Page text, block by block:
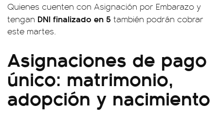
Quienes cuenten con Asignación por Embarazo y
tengan DNI finalizado en 5 también podrán cobrar
este martes.
Asignaciones de pago
único: matrimonio,
adopción y nacimiento